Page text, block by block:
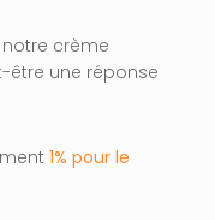
crème
être une réponse
1% pour le